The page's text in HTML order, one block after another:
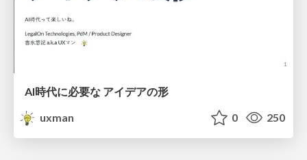
AI時代に必要な アイデアの形
uxman
0 250